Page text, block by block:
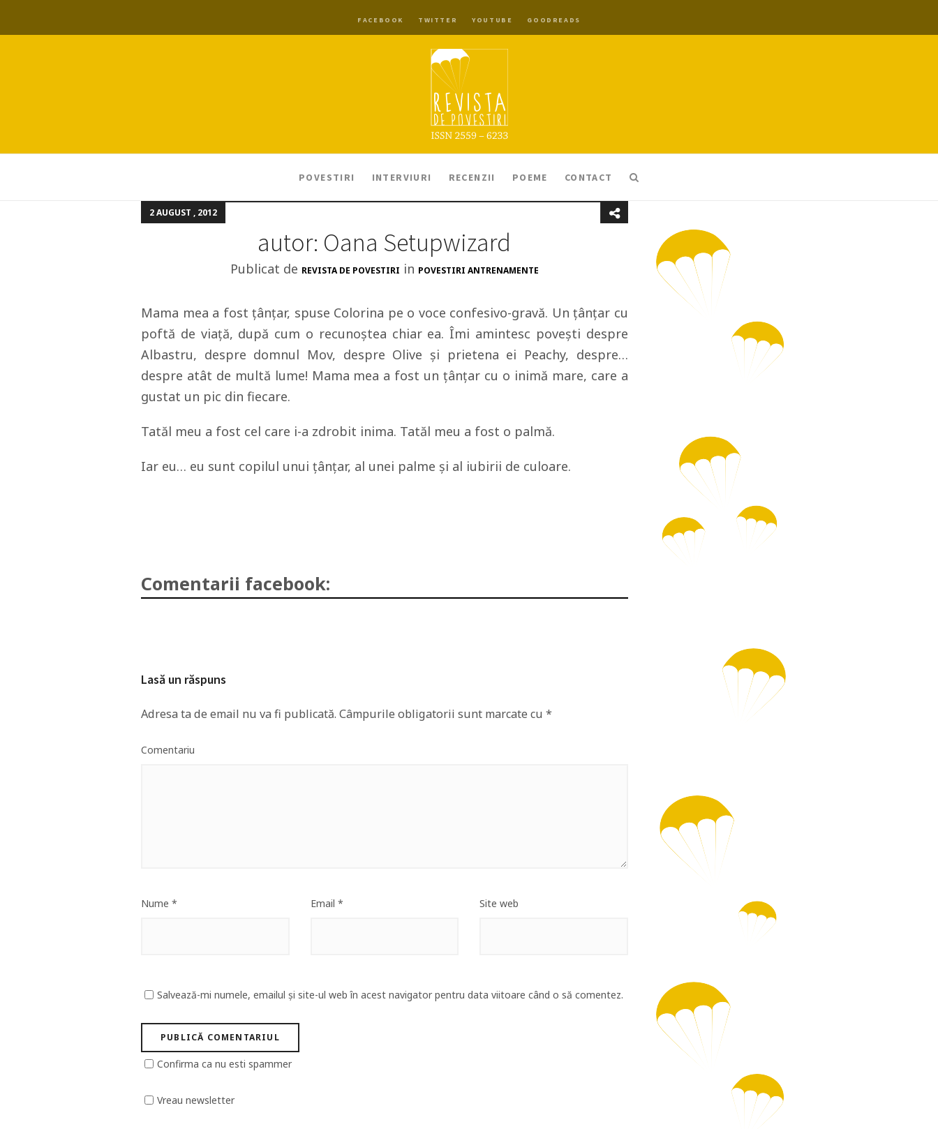
FACEBOOK TWITTER YOUTUBE GOODREADS
POVESTIRI INTERVIURI RECENZII POEME CONTACT
2 AUGUST , 2012
autor: Oana Setupwizard
Publicat de REVISTA DE POVESTIRI in POVESTIRI ANTRENAMENTE
Mama mea a fost ţânţar, spuse Colorina pe o voce confesivo-gravă. Un ţânţar cu
poftă de viaţă, după cum o recunoştea chiar ea. Îmi amintesc poveşti despre
Albastru, despre domnul Mov, despre Olive şi prietena ei Peachy, despre…
despre atât de multă lume! Mama mea a fost un ţânţar cu o inimă mare, care a
gustat un pic din fiecare.
Tatăl meu a fost cel care i-a zdrobit inima. Tatăl meu a fost o palmă.
Iar eu… eu sunt copilul unui ţânţar, al unei palme şi al iubirii de culoare.
Comentarii facebook:
Lasă un răspuns
Adresa ta de email nu va fi publicată. Câmpurile obligatorii sunt marcate cu *
Comentariu
Nume * Email * Site web
Salvează-mi numele, emailul și site-ul web în acest navigator pentru data viitoare când o să comentez.
Confirma ca nu esti spammer
Vreau newsletter